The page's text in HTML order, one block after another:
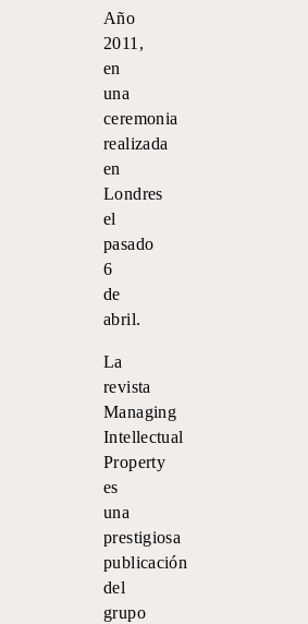
Año
2011,
en
una
ceremonia
realizada
en
Londres
el
pasado
6
de
abril.
La
revista
Managing
Intellectual
Property
es
una
prestigiosa
publicación
del
grupo